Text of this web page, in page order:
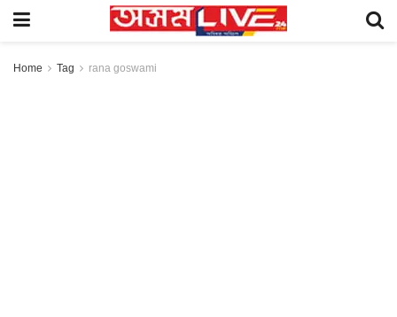
Home Tag rana goswami